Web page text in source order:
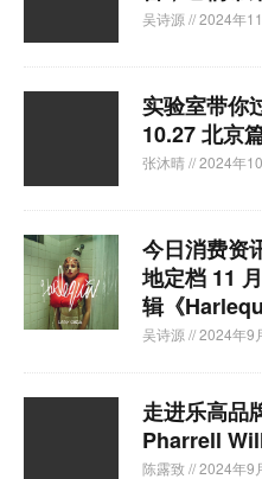
吴诗源 // 2024年
实验室带你
10.27 北京
张沐晴// 2024年
今日消费资
地定档 11
辑《
吴诗源 // 2024年9
走进乐高品
Pharrell
陈露致// 2024年9